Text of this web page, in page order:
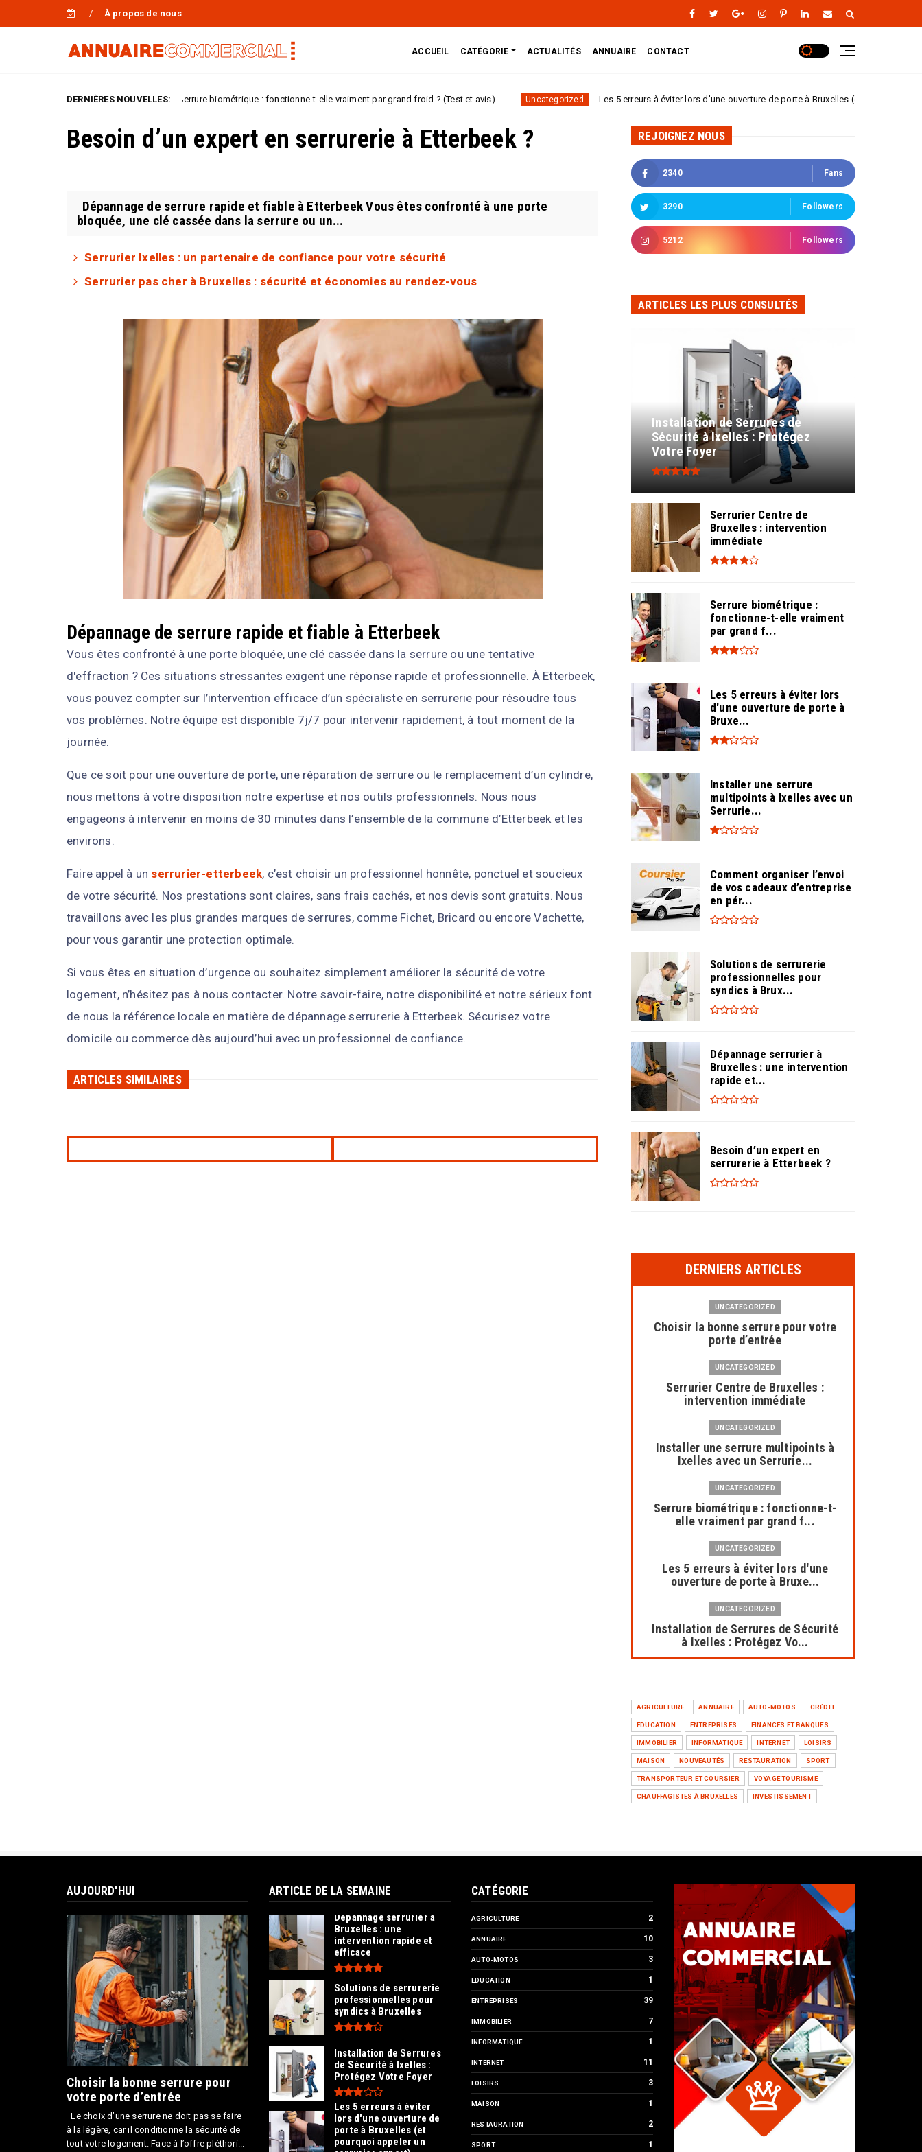
À propos de nous
ACCUEIL CATÉGORIE ACTUALITÉS ANNUAIRE CONTACT
DERNIÈRES NOUVELLES:
Uncategorized Serrure biométrique : fonctionne-t-elle vraiment par grand froid ? (Test et avis) Uncategorized Les 5 erreurs à éviter lors d'une ouverture de porte à Bruxelles (et pourquoi appeler un
Besoin d’un expert en serrurerie à Etterbeek ?
Dépannage de serrure rapide et fiable à Etterbeek Vous êtes confronté à une porte
bloquée, une clé cassée dans la serrure ou un...
Serrurier Ixelles : un partenaire de confiance pour votre sécurité
Serrurier pas cher à Bruxelles : sécurité et économies au rendez-vous
Dépannage de serrure rapide et fiable à Etterbeek
Vous êtes confronté à une porte bloquée, une clé cassée dans la serrure ou une tentative
d'effraction ? Ces situations stressantes exigent une réponse rapide et professionnelle. À Etterbeek,
vous pouvez compter sur l’intervention efficace d’un spécialiste en serrurerie pour résoudre tous
vos problèmes. Notre équipe est disponible 7j/7 pour intervenir rapidement, à tout moment de la
journée.
Que ce soit pour une ouverture de porte, une réparation de serrure ou le remplacement d’un cylindre,
nous mettons à votre disposition notre expertise et nos outils professionnels. Nous nous
engageons à intervenir en moins de 30 minutes dans l’ensemble de la commune d’Etterbeek et les
environs.
Faire appel à un serrurier-etterbeek, c’est choisir un professionnel honnête, ponctuel et soucieux
de votre sécurité. Nos prestations sont claires, sans frais cachés, et nos devis sont gratuits. Nous
travaillons avec les plus grandes marques de serrures, comme Fichet, Bricard ou encore Vachette,
pour vous garantir une protection optimale.
Si vous êtes en situation d’urgence ou souhaitez simplement améliorer la sécurité de votre
logement, n’hésitez pas à nous contacter. Notre savoir-faire, notre disponibilité et notre sérieux font
de nous la référence locale en matière de dépannage serrurerie à Etterbeek. Sécurisez votre
domicile ou commerce dès aujourd’hui avec un professionnel de confiance.
ARTICLES SIMILAIRES
REJOIGNEZ NOUS
2340 Fans
3290 Followers
5212 Followers
ARTICLES LES PLUS CONSULTÉS
Installation de Serrures de
Sécurité à Ixelles : Protégez
Votre Foyer
Serrurier Centre de
Bruxelles : intervention
immédiate
Serrure biométrique :
fonctionne-t-elle vraiment
par grand f...
Les 5 erreurs à éviter lors
d'une ouverture de porte à
Bruxe...
Installer une serrure
multipoints à Ixelles avec un
Serrurie...
Comment organiser l’envoi
de vos cadeaux d’entreprise
en pér...
Solutions de serrurerie
professionnelles pour
syndics à Brux...
Dépannage serrurier à
Bruxelles : une intervention
rapide et...
Besoin d’un expert en
serrurerie à Etterbeek ?
DERNIERS ARTICLES
UNCATEGORIZED
Choisir la bonne serrure pour votre
porte d’entrée
UNCATEGORIZED
Serrurier Centre de Bruxelles :
intervention immédiate
UNCATEGORIZED
Installer une serrure multipoints à
Ixelles avec un Serrurie...
UNCATEGORIZED
Serrure biométrique : fonctionne-t-
elle vraiment par grand f...
UNCATEGORIZED
Les 5 erreurs à éviter lors d'une
ouverture de porte à Bruxe...
UNCATEGORIZED
Installation de Serrures de Sécurité
à Ixelles : Protégez Vo...
une intervention rapide et...
UNCATEGORIZED
Solutions de serrurerie
professionnelles pour syndics à
Brux...
UNCATEGORIZED
Transporteur Île-de-France et
région Rhône-Alpes
AGRICULTURE ANNUAIRE AUTO-MOTOS CRÉDIT
EDUCATION ENTREPRISES FINANCES ET BANQUES
IMMOBILIER INFORMATIQUE INTERNET LOISIRS
MAISON NOUVEAUTÉS RESTAURATION SPORT
TRANSPORTEUR ET COURSIER VOYAGE TOURISME
CHAUFFAGISTES À BRUXELLES INVESTISSEMENT
AUJOURD'HUI
Choisir la bonne serrure pour
votre porte d’entrée
Le choix d’une serrure ne doit pas se faire
à la légère, car il conditionne la sécurité de
tout votre logement. Face à l’offre pléthori...
ARTICLE DE LA SEMAINE
Dépannage serrurier à
Bruxelles : une
intervention rapide et
efficace
Solutions de serrurerie
professionnelles pour
syndics à Bruxelles
Installation de Serrures
de Sécurité à Ixelles :
Protégez Votre Foyer
Les 5 erreurs à éviter
lors d'une ouverture de
porte à Bruxelles (et
pourquoi appeler un
CATÉGORIE
AGRICULTURE 2
ANNUAIRE 10
AUTO-MOTOS 3
EDUCATION 1
ENTREPRISES 39
IMMOBILIER 7
INFORMATIQUE 1
INTERNET 11
LOISIRS 3
MAISON 1
RESTAURATION 2
SPORT 1